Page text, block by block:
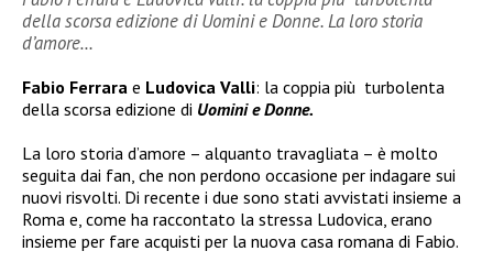
della scorsa edizione di Uomini e Donne. La loro storia
d’amore…
Fabio Ferrara e Ludovica Valli: la coppia più turbolenta
della scorsa edizione di Uomini e Donne.
La loro storia d’amore – alquanto travagliata – è molto
seguita dai fan, che non perdono occasione per indagare sui
nuovi risvolti. Di recente i due sono stati avvistati insieme a
Roma e, come ha raccontato la stressa Ludovica, erano
insieme per fare acquisti per la nuova casa romana di Fabio.